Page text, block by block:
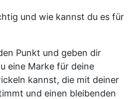
und wie kannst du es für
Punkt und geben dir
eine Marke für deine
kannst, die mit deiner
und einen bleibenden